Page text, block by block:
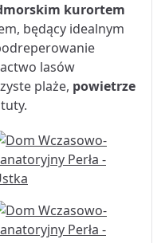
kurortem
będący idealnym
lasów
plaże, powietrze